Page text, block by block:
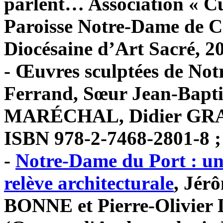
Paroisse Notre-Dame de
Diocésaine d’Art Sacré,
- Œuvres sculptées de
Ferrand, Sœur Jean-
MARÉCHAL, Didier
ISBN 978-2-7468-2801-8 ;
- Notre-Dame du Port :
relève architecturale,
BONNE et Pierre-